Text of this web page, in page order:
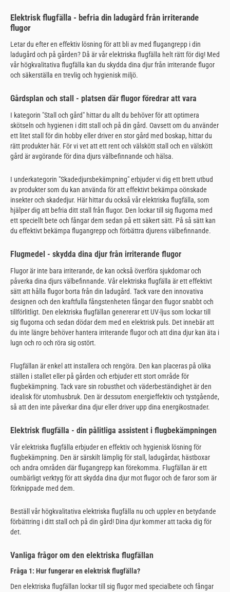
Elektrisk flugfälla - befria din ladugård från irriterande
flugor
Letar du efter en effektiv lösning för att bli av med flugangrepp i din
ladugård och på gården? Då är vår elektriska flugfälla helt rätt för dig! Med
vår högkvalitativa flugfälla kan du skydda dina djur från irriterande flugor
och säkerställa en trevlig och hygienisk miljö.
Gårdsplan och stall - platsen där flugor föredrar att vara
I kategorin "Stall och gård" hittar du allt du behöver för att optimera
skötseln och hygienen i ditt stall och på din gård. Oavsett om du använder
ett litet stall för din hobby eller driver en stor gård med boskap, hittar du
rätt produkter här. För vi vet att ett rent och välskött stall och en välskött
gård är avgörande för dina djurs välbefinnande och hälsa.
I underkategorin "Skadedjursbekämpning" erbjuder vi dig ett brett utbud
av produkter som du kan använda för att effektivt bekämpa oönskade
insekter och skadedjur. Här hittar du också vår elektriska flugfälla, som
hjälper dig att befria ditt stall från flugor. Den lockar till sig flugorna med
ett speciellt bete och fångar dem sedan på ett säkert sätt. På så sätt kan
du effektivt bekämpa flugangrepp och förbättra djurens välbefinnande.
Flugmedel - skydda dina djur från irriterande flugor
Flugor är inte bara irriterande, de kan också överföra sjukdomar och
påverka dina djurs välbefinnande. Vår elektriska flugfälla är ett effektivt
sätt att hålla flugor borta från din ladugård. Tack vare den innovativa
designen och den kraftfulla fångstenheten fångar den flugor snabbt och
tillförlitligt. Den elektriska flugfällan genererar ett UV-ljus som lockar till
sig flugorna och sedan dödar dem med en elektrisk puls. Det innebär att
du inte längre behöver hantera irriterande flugor och att dina djur kan äta i
lugn och ro och röra sig ostört.
Flugfällan är enkel att installera och rengöra. Den kan placeras på olika
ställen i stallet eller på gården och erbjuder ett stort område för
flugbekämpning. Tack vare sin robusthet och väderbeständighet är den
idealisk för utomhusbruk. Den är dessutom energieffektiv och tystgående,
så att den inte påverkar dina djur eller driver upp dina energikostnader.
Elektrisk flugfälla - din pålitliga assistent i flugbekämpningen
Vår elektriska flugfälla erbjuder en effektiv och hygienisk lösning för
flugbekämpning. Den är särskilt lämplig för stall, ladugårdar, hästboxar
och andra områden där flugangrepp kan förekomma. Flugfällan är ett
oumbärligt verktyg för att skydda dina djur mot flugor och de faror som är
förknippade med dem.
Beställ vår högkvalitativa elektriska flugfälla nu och upplev en betydande
förbättring i ditt stall och på din gård! Dina djur kommer att tacka dig för
det.
Vanliga frågor om den elektriska flugfällan
Fråga 1: Hur fungerar en elektrisk flugfälla?
Den elektriska flugfällan lockar till sig flugor med specialbete och fångar